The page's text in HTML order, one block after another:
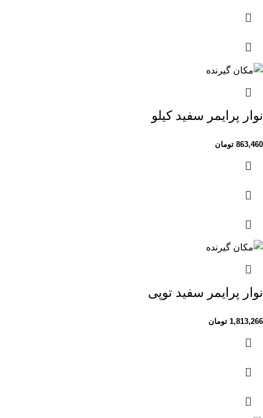
نوار پرایمر سفید کیلو
863,460 تومان
نوار پرایمر سفید توپی
1,813,266 تومان